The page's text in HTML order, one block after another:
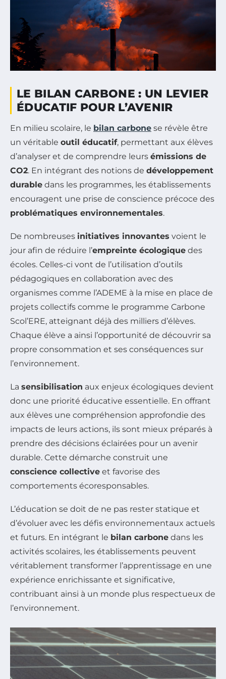
LE BILAN CARBONE : UN LEVIER
ÉDUCATIF POUR L’AVENIR
En milieu scolaire, le bilan carbone se révèle être
un véritable outil éducatif, permettant aux élèves
d’analyser et de comprendre leurs émissions de
CO2. En intégrant des notions de développement
durable dans les programmes, les établissements
encouragent une prise de conscience précoce des
problématiques environnementales.
De nombreuses initiatives innovantes voient le
jour afin de réduire l’empreinte écologique des
écoles. Celles-ci vont de l’utilisation d’outils
pédagogiques en collaboration avec des
organismes comme l’ADEME à la mise en place de
projets collectifs comme le programme Carbone
Scol’ERE, atteignant déjà des milliers d’élèves.
Chaque élève a ainsi l’opportunité de découvrir sa
propre consommation et ses conséquences sur
l’environnement.
La sensibilisation aux enjeux écologiques devient
donc une priorité éducative essentielle. En offrant
aux élèves une compréhension approfondie des
impacts de leurs actions, ils sont mieux préparés à
prendre des décisions éclairées pour un avenir
durable. Cette démarche construit une
conscience collective et favorise des
comportements écoresponsables.
L’éducation se doit de ne pas rester statique et
d’évoluer avec les défis environnementaux actuels
et futurs. En intégrant le bilan carbone dans les
activités scolaires, les établissements peuvent
véritablement transformer l’apprentissage en une
expérience enrichissante et significative,
contribuant ainsi à un monde plus respectueux de
l’environnement.